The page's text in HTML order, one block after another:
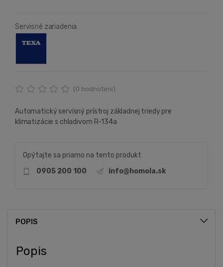
Servisné zariadenia
(0 hodnotení)
Automatický servisný prístroj základnej triedy pre
klimatizácie s chladivom R-134a
Opýtajte sa priamo na tento produkt
0905 200 100
info@homola.sk
POPIS
Popis